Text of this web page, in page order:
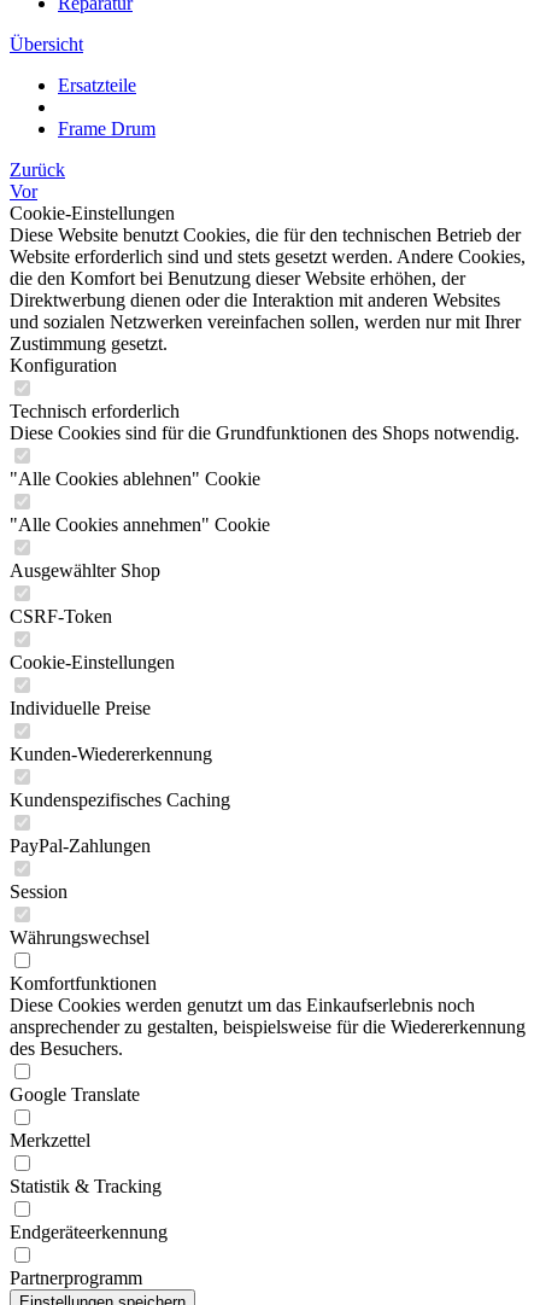
Übersicht
Ersatzteile
Frame Drum
Zurück
Vor
Cookie-Einstellungen
Diese Website benutzt Cookies, die für den technischen Betrieb der
Website erforderlich sind und stets gesetzt werden. Andere Cookies,
die den Komfort bei Benutzung dieser Website erhöhen, der
Direktwerbung dienen oder die Interaktion mit anderen Websites
und sozialen Netzwerken vereinfachen sollen, werden nur mit Ihrer
Zustimmung gesetzt.
Konfiguration
Technisch erforderlich
Diese Cookies sind für die Grundfunktionen des Shops notwendig.
"Alle Cookies ablehnen" Cookie
"Alle Cookies annehmen" Cookie
Ausgewählter Shop
CSRF-Token
Cookie-Einstellungen
Individuelle Preise
Kunden-Wiedererkennung
Kundenspezifisches Caching
PayPal-Zahlungen
Session
Währungswechsel
Komfortfunktionen
Diese Cookies werden genutzt um das Einkaufserlebnis noch
ansprechender zu gestalten, beispielsweise für die Wiedererkennung
des Besuchers.
Google Translate
Merkzettel
Statistik & Tracking
Endgeräteerkennung
Partnerprogramm